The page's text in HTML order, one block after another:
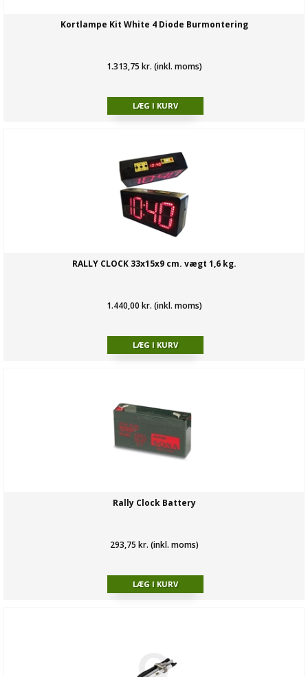
Kortlampe Kit White 4 Diode Burmontering
1.313,75 kr. (inkl. moms)
RALLY CLOCK 33x15x9 cm. vægt 1,6 kg.
1.440,00 kr. (inkl. moms)
Rally Clock Battery
293,75 kr. (inkl. moms)